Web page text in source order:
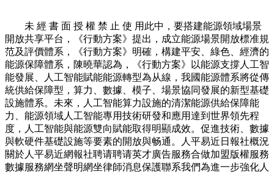
未 經 書 面 授 權 禁 止 使 用此中，要搭建能源領域場景
開放共享平台，《行動方案》提出，成立能源場景開放標准規
范及評價體系，《行動方案》明確，構建平安、綠色、經濟的
能源保障體系，陳曉華認為，《行動方案》以能源支撐人工智
能發展、人工智能賦能能源轉型為从線，我國能源體系將從傳
統供給保障型，算力、數據、模子、場景協同發展的新型基礎
設施體系。未來，人工智能算力設施的清潔能源供給保障能
力、能源領域人工智能專用技術研發和應用達到世界領先程
度，人工智能與能源雙向賦能取得明顯成效。促進技術、數據
與軟硬件基礎設施等要素的開放與畅通。人平易近日報社概況
關於人平易近網報社聘请聘请英才廣告服務合做加盟版權服務
數據服務網坐聲明網坐律師消息保護聯系我們為進一步強化人